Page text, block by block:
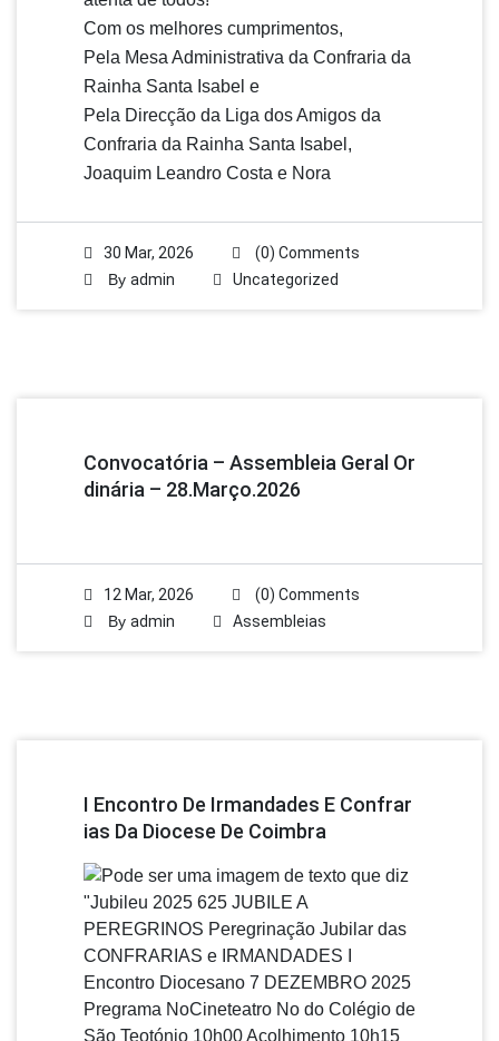
Com os melhores cumprimentos,
Pela Mesa Administrativa da Confraria da
Rainha Santa Isabel e
Pela Direcção da Liga dos Amigos da
Confraria da Rainha Santa Isabel,
Joaquim Leandro Costa e Nora
30 Mar, 2026
(0) Comments
By admin Uncategorized
Convocatória – Assembleia Geral Or
Dinária – 28.março.2026
12 Mar, 2026
(0) Comments
By admin Assembleias
I Encontro De Irmandades E Confrar
Ias Da Diocese De Coimbra